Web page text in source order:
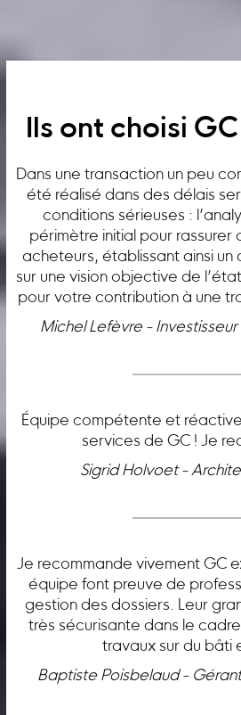
Ils ont choisi
Dans une transaction un peu
été réalisé dans des délais
conditions sérieuses :
périmètre initial pour rassurer
acheteurs, établissant ainsi un
sur une vision objective de
pour votre contribution à une
Michel Lefèvre -
Équipe compétente et
services de GC ! Je
Sigrid Holvoet -
Je recommande vivement GC
équipe font preuve de
gestion des dossiers. Leur
très sécurisante dans le
travaux sur du bâti
Baptiste Poisbelaud -